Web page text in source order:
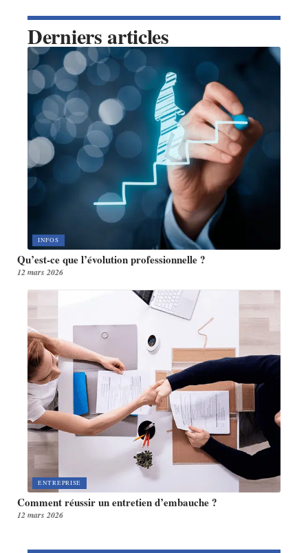
Derniers articles
INFOS
Qu’est-ce que l’évolution professionnelle ?
12 mars 2026
ENTREPRISE
Comment réussir un entretien d’embauche ?
12 mars 2026